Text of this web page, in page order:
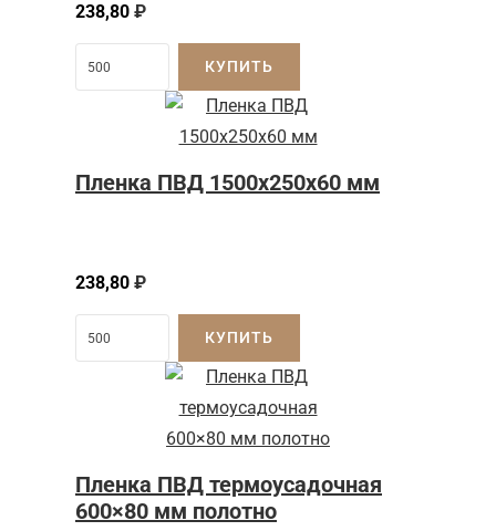
238,80 ₽
КУПИТЬ
Пленка ПВД 1500x250x60 мм
238,80 ₽
КУПИТЬ
Пленка ПВД термоусадочная
600×80 мм полотно